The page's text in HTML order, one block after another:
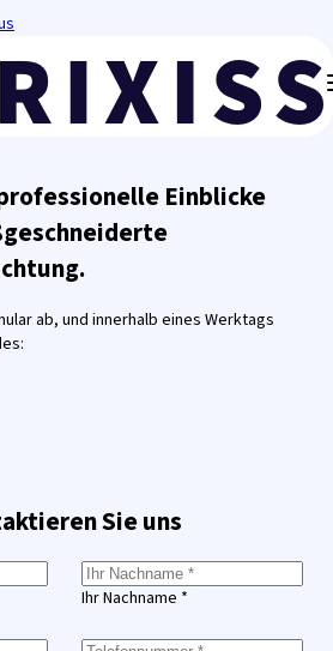
Einblicke
ab, und innerhalb eines Werktags
Sie uns
Ihr Nachname *